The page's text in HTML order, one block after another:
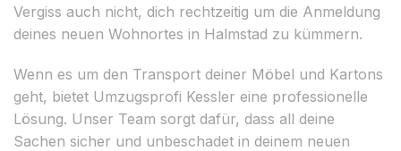
Vergiss auch nicht, dich rechtzeitig um die Anmeldung
deines neuen Wohnortes in Halmstad zu kümmern.
Wenn es um den Transport deiner Möbel und Kartons
geht, bietet Umzugsprofi Kessler eine professionelle
Lösung. Unser Team sorgt dafür, dass all deine
Sachen sicher und unbeschadet in deinem neuen